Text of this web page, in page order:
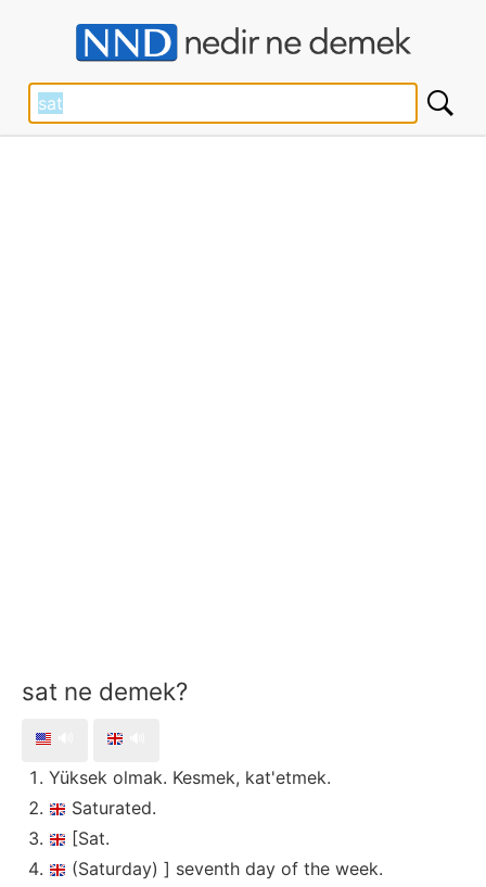
sat ne demek?
Yüksek olmak. Kesmek, kat'etmek.
Saturated.
[Sat.
(Saturday) ] seventh day of the week.